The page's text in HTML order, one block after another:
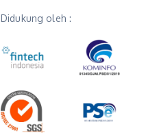
Didukung oleh :